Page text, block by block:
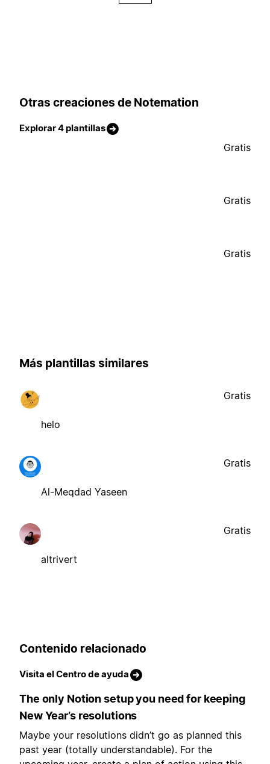
Otras creaciones de Notemation
Explorar 4 plantillas
Gratis
Gratis
Gratis
Más plantillas similares
helo
Gratis
Al-Meqdad Yaseen
Gratis
altrivert
Gratis
Contenido relacionado
Visita el Centro de ayuda
The only Notion setup you need for keeping
New Year’s resolutions
Maybe your resolutions didn’t go as planned this
past year (totally understandable). For the